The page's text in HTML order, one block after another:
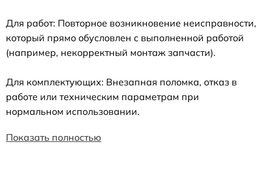
Для работ: Повторное возникновение неисправности,
который прямо обусловлен с выполненной работой
(например, некорректный монтаж запчасти).
Для комплектующих: Внезапная поломка, отказ в
работе или техническим параметрам при
нормальном использовании.
Показать полностью